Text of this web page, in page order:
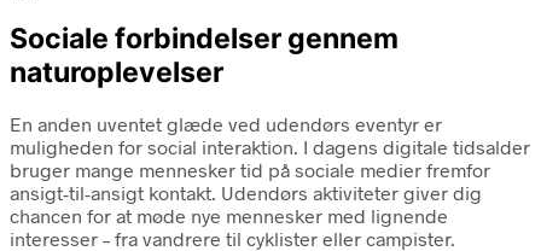
Sociale forbindelser gennem
naturoplevelser
En anden uventet glæde ved udendørs eventyr er
muligheden for social interaktion. I dagens digitale tidsalder
bruger mange mennesker tid på sociale medier fremfor
ansigt-til-ansigt kontakt. Udendørs aktiviteter giver dig
chancen for at møde nye mennesker med lignende
interesser – fra vandrere til cyklister eller campister.